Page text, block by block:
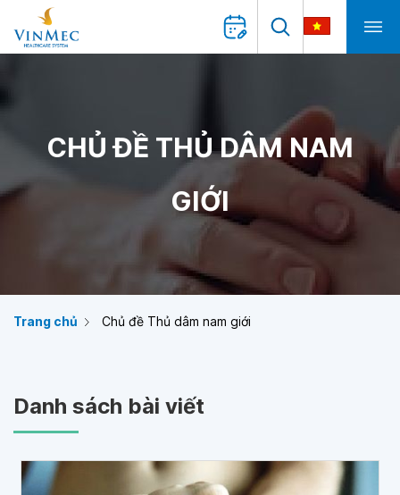
CHỦ ĐỀ THỦ DÂM NAM
GIỚI
Trang chủ Chủ đề Thủ dâm nam giới
Danh sách bài viết